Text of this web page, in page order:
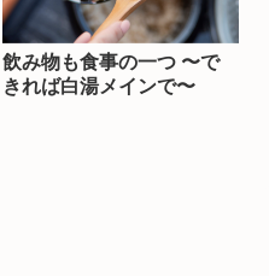
飲み物も食事の一つ 〜で
きれば白湯メインで〜